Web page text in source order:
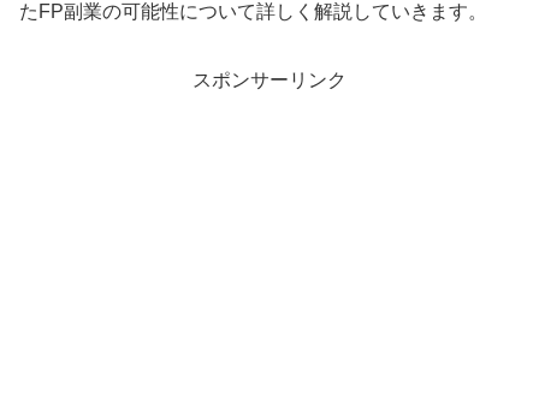
たFP副業の可能性について詳しく解説していきます。
スポンサーリンク